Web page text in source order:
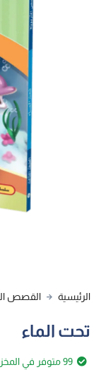
الرئيسية القصص
تحت الماء
99 متوفر في المخزون